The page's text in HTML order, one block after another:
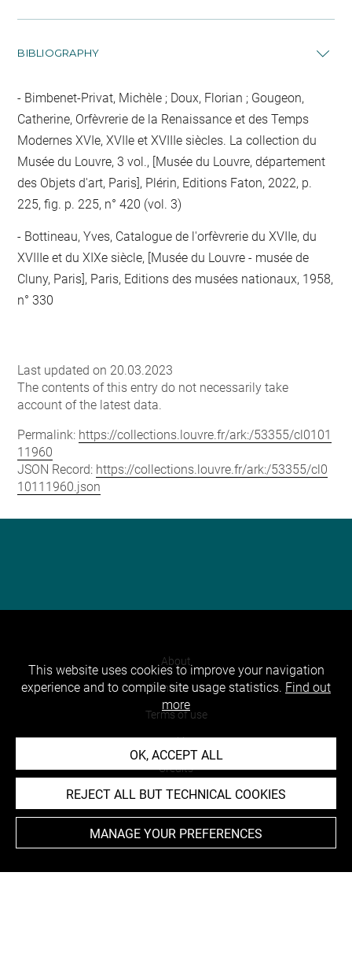
BIBLIOGRAPHY
Bimbenet-Privat, Michèle ; Doux, Florian ; Gougeon,
Catherine, Orfèvrerie de la Renaissance et des Temps
Modernes XVIe, XVIIe et XVIIIe siècles. La collection du
Musée du Louvre, 3 vol., [Musée du Louvre, département
des Objets d'art, Paris], Plérin, Editions Faton, 2022, p.
225, fig. p. 225, n° 420 (vol. 3)
Bottineau, Yves, Catalogue de l'orfèvrerie du XVIIe, du
XVIIIe et du XIXe siècle, [Musée du Louvre - musée de
Cluny, Paris], Paris, Editions des musées nationaux, 1958,
n° 330
Last updated on 20.03.2023
The contents of this entry do not necessarily take
account of the latest data.
Permalink: https://collections.louvre.fr/ark:/53355/cl0101
11960
JSON Record: https://collections.louvre.fr/ark:/53355/cl0
10111960.json
About
Contact Us
Terms of use
Cookies
Credits
Accessibility : non compliant
This website uses cookies to improve your navigation
experience and to compile site usage statistics. Find out
more
OK, ACCEPT ALL
REJECT ALL BUT TECHNICAL COOKIES
MANAGE YOUR PREFERENCES